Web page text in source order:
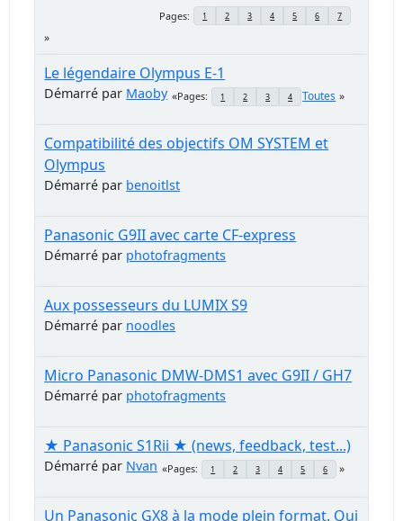
Pages 1 2 3 4 5 6 7
Le légendaire Olympus E-1
Démarré par Maoby Pages 1 2 3 4 Toutes
Compatibilité des objectifs OM SYSTEM et
Olympus
Démarré par benoitlst
Panasonic G9II avec carte CF-express
Démarré par photofragments
Aux possesseurs du LUMIX S9
Démarré par noodles
Micro Panasonic DMW-DMS1 avec G9II / GH7
Démarré par photofragments
★ Panasonic S1Rii ★ (news, feedback, test...)
Démarré par Nvan Pages 1 2 3 4 5 6
Un Panasonic GX8 à la mode plein format. Qui